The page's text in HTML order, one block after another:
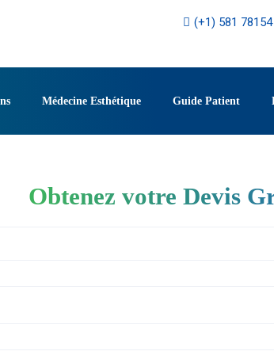
(+1) 581
Médecine Esthétique Guide Patient
Obtenez votre Devis